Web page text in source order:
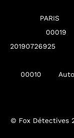
37
00019
00010
© Fox Détectives